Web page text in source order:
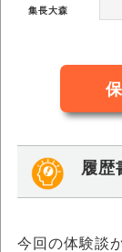
集長大森
履歴
今回の体験談